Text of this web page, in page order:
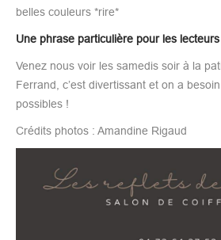
belles couleurs *rire*
Une phrase particulière pour les
Venez nous voir les samedis soir à la
Ferrand, c’est divertissant et on a
possibles !
Crédits photos : Amandine Rigaud